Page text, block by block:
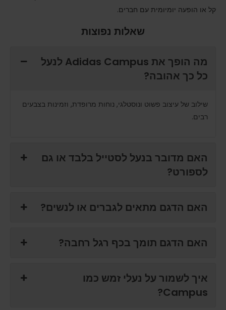
קל או הופעה יומיומית עם חברים.
שאלות נפוצות
מה הופך את Adidas Campus לנעל
כל כך אהובה?
שילוב של עיצוב פשוט ונוסטלגי, נוחות מרופדת, וזמינות בצבעים
רבים.
האם מדובר בנעל לסטייל בלבד או גם
לספורט?
האם הדגם מתאים לגברים או לנשים?
האם הדגם תומך בכף רגל רחבה?
איך לשמור על נעלי זמש כמו
Campus?